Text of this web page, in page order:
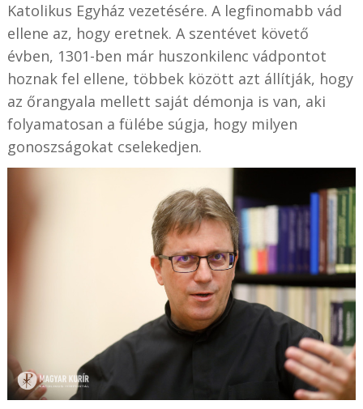
Katolikus Egyház vezetésére. A legfinomabb vád
ellene az, hogy eretnek. A szentévet követő
évben, 1301-ben már huszonkilenc vádpontot
hoznak fel ellene, többek között azt állítják, hogy
az őrangyala mellett saját démonja is van, aki
folyamatosan a fülébe súgja, hogy milyen
gonoszságokat cselekedjen.